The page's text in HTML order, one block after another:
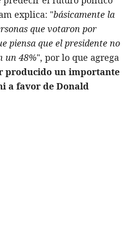
explica: "básicamente la
que votaron por
piensa que el presidente no
un 48%", por lo que agrega
producido un importante
a favor de Donald